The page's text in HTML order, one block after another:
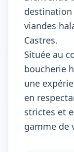
viandes
Castres.
Située au
boucherie
une
en
strictes et
gamme de